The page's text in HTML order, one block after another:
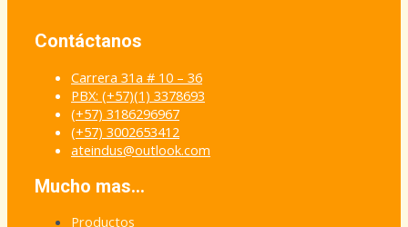
Contáctanos
Carrera 31a # 10 – 36
PBX: (+57)(1) 3378693
(+57) 3186296967
(+57) 3002653412
ateindus@outlook.com
Mucho mas…
Productos